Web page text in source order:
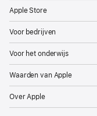
Apple Store
Voor bedrijven
Voor het onderwijs
Waarden van Apple
Over Apple